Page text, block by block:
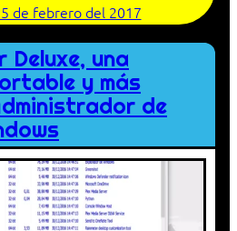
de febrero del 2017
Deluxe, una
y más
de